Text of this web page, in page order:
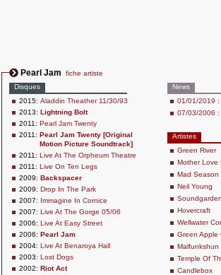
Pearl Jam
fiche artiste
Disques
2015: Aladdin Theather 11/30/93
2013: Lightning Bolt
2011: Pearl Jam Twenty
2011: Pearl Jam Twenty [Original
Motion Picture Soundtrack]
2011: Live At The Orpheum Theatre
2011: Live On Ten Legs
2009: Backspacer
2009: Drop In The Park
2007: Immagine In Cornice
2007: Live At The Gorge 05/06
2006: Live At Easy Street
2006: Pearl Jam
2004: Live At Benaroya Hall
2003: Lost Dogs
2002: Riot Act
News
01/01/2019 :
07/03/2006 :
Artistes
Green River
Mother Love
Mad Season
Neil Young
Hovercraft
Wellwater
Green Apple
Malfunkshun
Temple Of
Candlebox